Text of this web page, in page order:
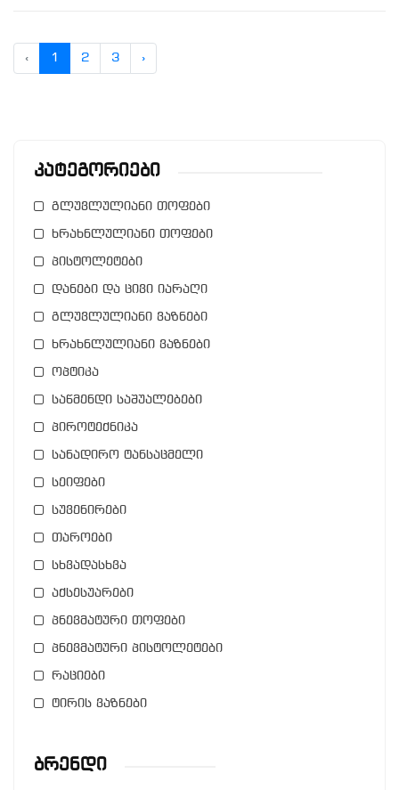
Კატეგორიები
გლუვლულიანი თოფები
ხრახნლულიანი თოფები
პისტოლეტები
დანები და ცივი იარაღი
გლუვლულიანი ვაზნები
ხრახნლულიანი ვაზნები
ოპტიკა
საწმენდი საშუალებები
პიროტექნიკა
სანადირო ტანსაცმელი
სეიფები
სუვენირები
თაროები
სხვადასხვა
აქსესუარები
პნევმატური თოფები
პნევმატური პისტოლეტები
რაციები
ტირის ვაზნები
Ბრენდი
‹ 1 2 3 ›